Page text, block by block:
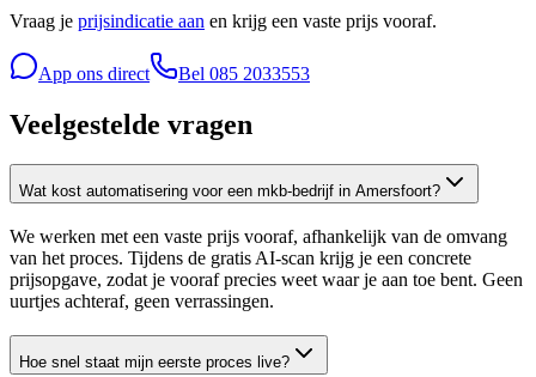
Vraag je prijsindicatie aan en krijg een vaste prijs vooraf.
App ons direct Bel 085 2033553
Veelgestelde vragen
Wat kost automatisering voor een mkb-bedrijf in Amersfoort?
We werken met een vaste prijs vooraf, afhankelijk van de omvang
van het proces. Tijdens de gratis AI-scan krijg je een concrete
prijsopgave, zodat je vooraf precies weet waar je aan toe bent. Geen
uurtjes achteraf, geen verrassingen.
Hoe snel staat mijn eerste proces live?